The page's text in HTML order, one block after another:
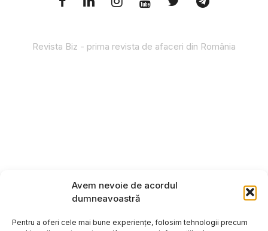
Avem nevoie de acordul
dumneavoastră
Pentru a oferi cele mai bune experiențe, folosim tehnologii precum
Revista Biz - prima revista de afaceri din România